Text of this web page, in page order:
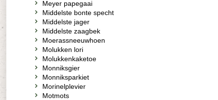
Meyer papegaai
Middelste bonte specht
Middelste jager
Middelste zaagbek
Moerassneeuwhoen
Molukken lori
Molukkenkaketoe
Monniksgier
Monniksparkiet
Morinelplevier
Motmots